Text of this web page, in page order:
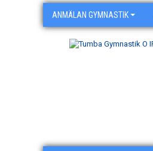
ANMÄLAN GYMNASTIK